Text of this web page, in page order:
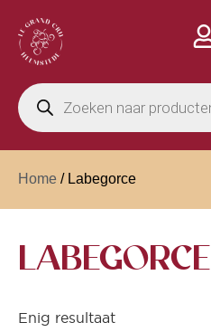
Home / Labegorce
LABEGORCE
Enig resultaat